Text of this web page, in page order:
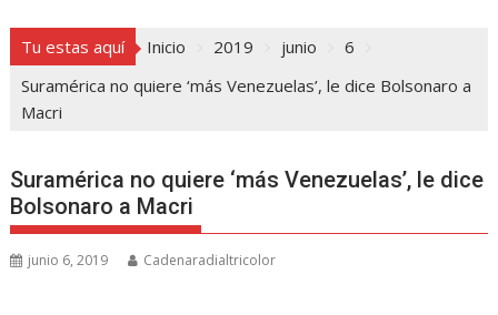
Tu estas aquí Inicio 2019 junio
6
Suramérica no quiere ‘más Venezuelas’, le dice Bolsonaro a
Macri
Suramérica no quiere ‘más Venezuelas’, le dice
Bolsonaro a Macri
junio 6, 2019 Cadenaradialtricolor